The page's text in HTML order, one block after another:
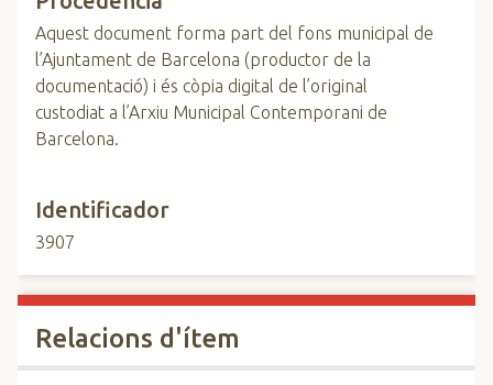
Aquest document forma part del fons municipal de
l’Ajuntament de Barcelona (productor de la
documentació) i és còpia digital de l’original
custodiat a l’Arxiu Municipal Contemporani de
Barcelona.
Identificador
3907
Relacions d'ítem